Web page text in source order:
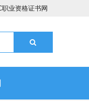
职业资格证书网